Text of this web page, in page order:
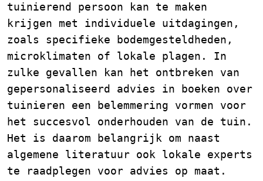
tuinierend persoon kan te maken
krijgen met individuele uitdagingen,
zoals specifieke bodemgesteldheden,
microklimaten of lokale plagen. In
zulke gevallen kan het ontbreken van
gepersonaliseerd advies in boeken over
tuinieren een belemmering vormen voor
het succesvol onderhouden van de tuin.
Het is daarom belangrijk om naast
algemene literatuur ook lokale experts
te raadplegen voor advies op maat.